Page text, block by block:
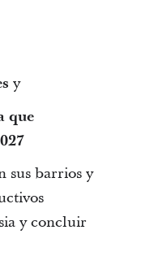
y
que
sus barrios y
y concluir